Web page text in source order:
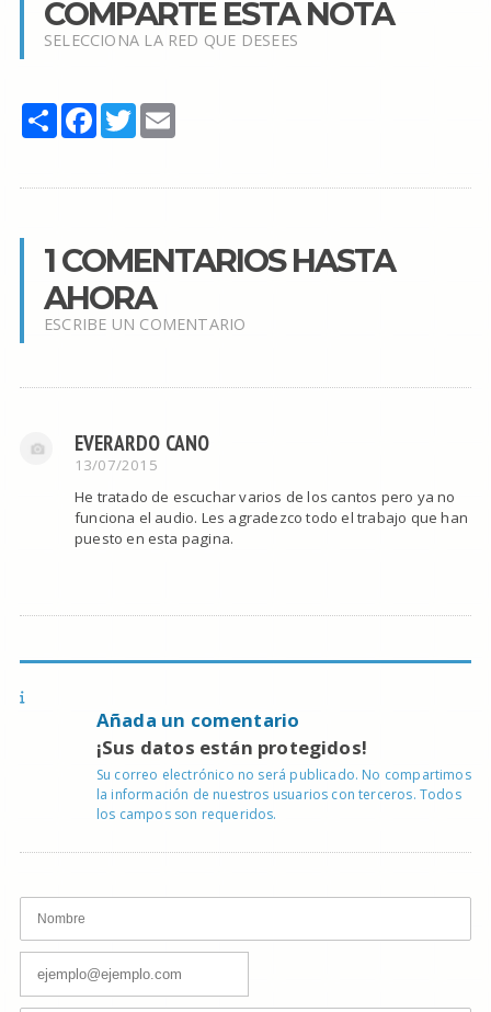
COMPARTE ESTA NOTA
SELECCIONA LA RED QUE DESEES
Share Facebook
TwitterEmail
1 COMENTARIOS HASTA
AHORA
ESCRIBE UN COMENTARIO
EVERARDO CANO
13/07/2015
He tratado de escuchar varios de los cantos pero ya no
funciona el audio. Les agradezco todo el trabajo que han
puesto en esta pagina.
Añada un comentario
¡Sus datos están protegidos!
Su correo electrónico no será publicado. No compartimos
la información de nuestros usuarios con terceros. Todos
los campos son requeridos.